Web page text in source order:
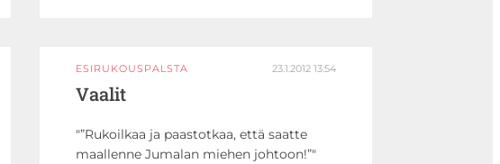
ESIRUKOUSPALSTA 23.1.2012 13:54
Vaalit
”Rukoilkaa ja paastotkaa, että saatte
maallenne Jumalan miehen johtoon!”